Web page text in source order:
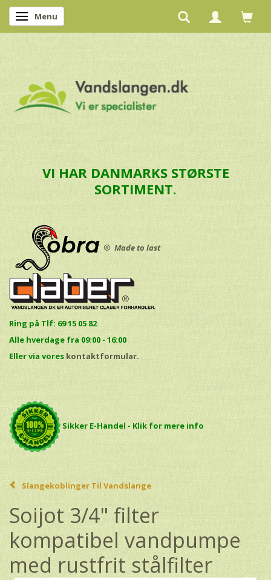
Skifte navigation
Menu
VI HAR DANMARKS STØRSTE
SORTIMENT.
® Made to last
Ring på Tlf: 69 15 05 82
Alle hverdage fra 09:00 - 16:00
Eller via vores kontaktformular.
Sikker E-Handel - Klik for mere info
Slangekoblinger Til Vandslange
Soijot 3/4" filter
kompatibel vandpumpe
med rustfrit stålfilter